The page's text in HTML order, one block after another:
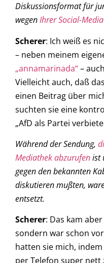
Diskussionsformat für
wegenIhrer Social-
Scherer: Ich weiß es
– neben meinem
„annamarinada“–
Vielleicht auch, daß
einen Beitrag über
suchten sie eine
„AfD als Partei
Während der Sendung,
Mediathek abzurufenist
gegen den bekannten
diskutieren mußten,
entsetzt.
Scherer: Das kam
sondern war schon
hatten sie mich,
per Telefon super nett